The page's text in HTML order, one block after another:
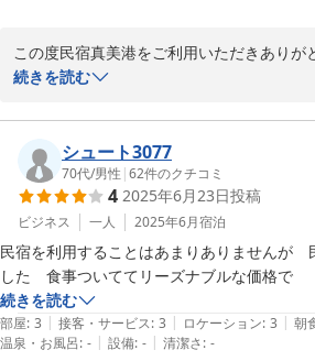
この度民宿真美港をご利用いただきありが
少しの時間でしたが、一緒に飲めてとても
またのご利用をお待ちしております。
民宿のおばちゃん☆
2024-11-28
続きを読む
シュート3077
70代/男性 |62件のクチコミ
4 2025年6月23日投稿
ビジネス 一人 2025年6月宿泊
民宿を利用することはあまりありませんが　
した　食事ついててリーズナブルな価格で
続きを読む
部屋: 3 | 接客・サービス: 3 | ロケーション: 3 | 朝
温泉・お風呂: - | 設備: - | 清潔さ: -